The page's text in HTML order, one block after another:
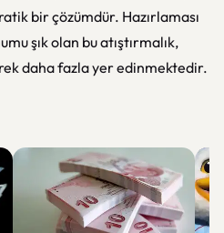
bir çözümdür. Hazırlaması
şık olan bu atıştırmalık,
daha fazla yer edinmektedir.